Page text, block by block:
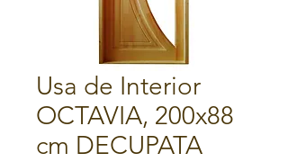
Usa de Interior
OCTAVIA, 200x88
cm DECUPATA